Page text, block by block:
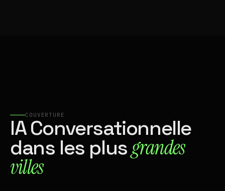
COUVERTURE
IA Conversationnelle
dans les plusgrandes
villes